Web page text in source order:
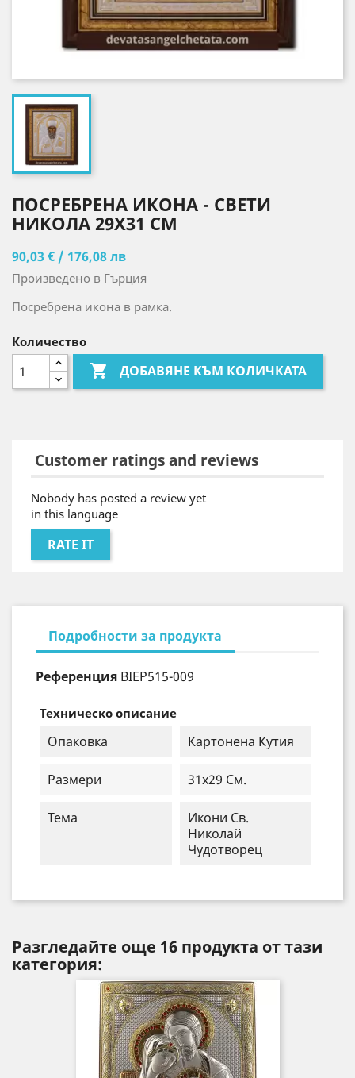
ПОСРЕБРЕНА ИКОНА - СВЕТИ
НИКОЛА 29X31 CM
90,03 € / 176,08 лв
Произведено в Гърция
Посребрена икона в рамка.
Количество
 ДОБАВЯНЕ КЪМ КОЛИЧКАТА
Customer ratings and reviews
Nobody has posted a review yet
in this language
RATE IT
Подробности за продукта
Референция BIEP515-009
Техническо описание
Опаковка Картонена Кутия
Размери 31x29 См.
Тема
Икони Св.
Николай
Чудотворец
Разгледайте още 16 продукта от тази
категория: